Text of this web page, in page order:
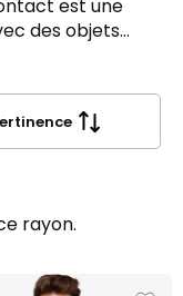
est une
des objets
rayon.